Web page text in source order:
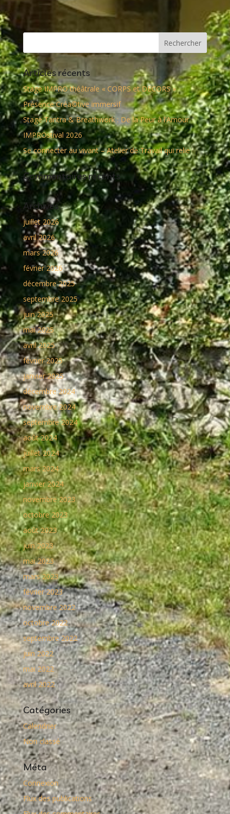
Articles récents
Stage IMPRO théâtrale « CORPS et DECORS »
Présence Créa©tive immersif
Stage Tantra & Breathwork : De la Peur à l’Amour
IMPROstival 2026
Se connecter au vivant – Atelier de Travail qui relie
Commentaires récents
Archives
juillet 2026
avril 2026
mars 2026
février 2026
décembre 2025
septembre 2025
juin 2025
mai 2025
avril 2025
février 2025
janvier 2025
décembre 2024
novembre 2024
septembre 2024
août 2024
juillet 2024
mars 2024
janvier 2024
novembre 2023
octobre 2023
août 2023
juin 2023
mai 2023
mars 2023
février 2023
novembre 2022
octobre 2022
septembre 2022
juin 2022
mai 2022
avril 2022
Catégories
Calendrier
Non classé
Méta
Connexion
Flux des publications